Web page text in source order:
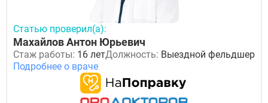
Статью проверил(а):
Махайлов Антон Юрьевич
Стаж работы: 16 летДолжность: Выездной фельдшер
Подробнее о враче